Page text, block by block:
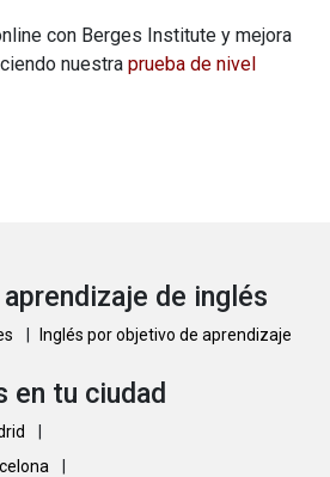
con Berges Institute y mejora
nuestra prueba de nivel
de inglés
Inglés por objetivo de aprendizaje
en tu ciudad